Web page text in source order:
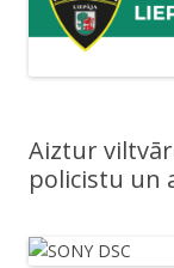
Aiztur
policistu un